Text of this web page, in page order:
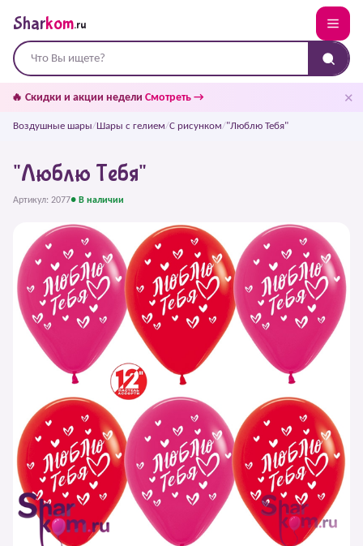
Sharkom.ru
🔥 Скидки и акции недели Смотреть → ✕
Воздушные шары/Шары с гелием/С рисунком/"Люблю Тебя"
"Люблю Тебя"
Артикул: 2077● В наличии